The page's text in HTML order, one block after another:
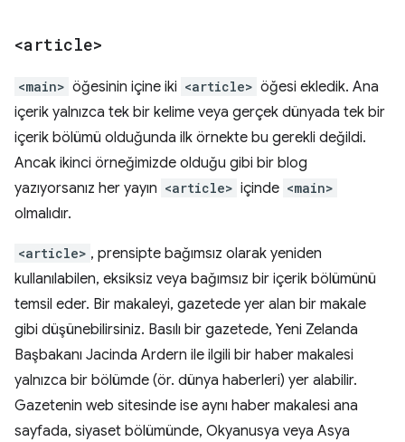
<article>
<main> öğesinin içine iki <article> öğesi ekledik. Ana
içerik yalnızca tek bir kelime veya gerçek dünyada tek bir
içerik bölümü olduğunda ilk örnekte bu gerekli değildi.
Ancak ikinci örneğimizde olduğu gibi bir blog
yazıyorsanız her yayın <article> içinde <main>
olmalıdır.
<article> , prensipte bağımsız olarak yeniden
kullanılabilen, eksiksiz veya bağımsız bir içerik bölümünü
temsil eder. Bir makaleyi, gazetede yer alan bir makale
gibi düşünebilirsiniz. Basılı bir gazetede, Yeni Zelanda
Başbakanı Jacinda Ardern ile ilgili bir haber makalesi
yalnızca bir bölümde (ör. dünya haberleri) yer alabilir.
Gazetenin web sitesinde ise aynı haber makalesi ana
sayfada, siyaset bölümünde, Okyanusya veya Asya